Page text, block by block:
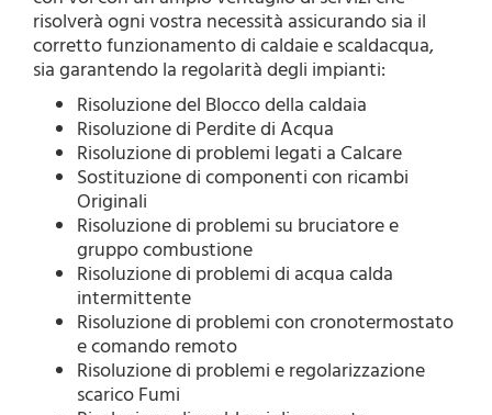
risolverà ogni vostra necessità assicurando sia il
corretto funzionamento di caldaie e scaldacqua,
sia garantendo la regolarità degli impianti:
Risoluzione del Blocco della caldaia
Risoluzione di Perdite di Acqua
Risoluzione di problemi legati a Calcare
Sostituzione di componenti con ricambi
Originali
Risoluzione di problemi su bruciatore e
gruppo combustione
Risoluzione di problemi di acqua calda
intermittente
Risoluzione di problemi con cronotermostato
e comando remoto
Risoluzione di problemi e regolarizzazione
scarico Fumi